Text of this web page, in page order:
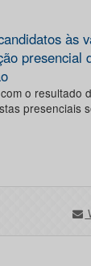
às
presencial
o resultado
presenciais